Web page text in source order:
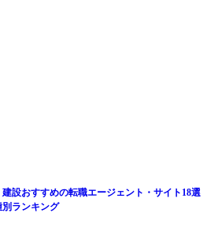
建設おすすめの転職エージェント・サイト18選
別ランキング